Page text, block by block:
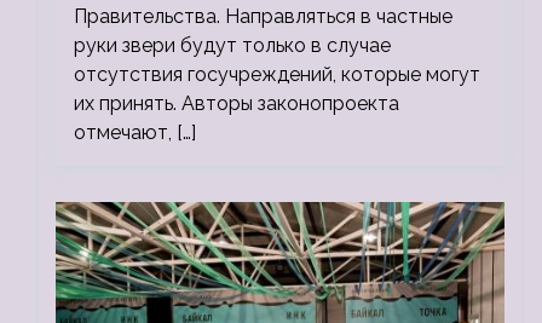
Правительства. Направляться в частные
руки звери будут только в случае
отсутствия госучреждений, которые могут
их принять. Авторы законопроекта
отмечают, […]